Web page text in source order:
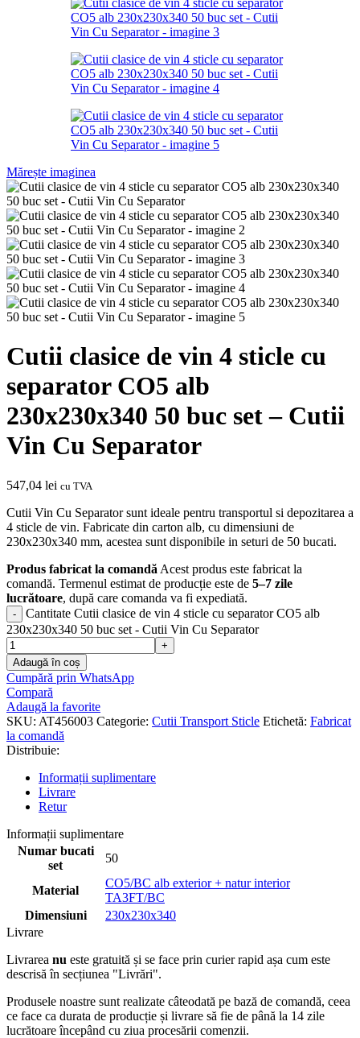
Mărește imaginea
Cutii clasice de vin 4 sticle cu
separator CO5 alb
230x230x340 50 buc set – Cutii
Vin Cu Separator
547,04 lei cu TVA
Cutii Vin Cu Separator sunt ideale pentru transportul si depozitarea a
4 sticle de vin. Fabricate din carton alb, cu dimensiuni de
230x230x340 mm, acestea sunt disponibile in seturi de 50 bucati.
Produs fabricat la comandă Acest produs este fabricat la
comandă. Termenul estimat de producție este de 5–7 zile
lucrătoare, după care comanda va fi expediată.
Cantitate Cutii clasice de vin 4 sticle cu separator CO5 alb
230x230x340 50 buc set - Cutii Vin Cu Separator
Adaugă în coș
Cumpără prin WhatsApp
Compară
Adaugă la favorite
SKU: AT456003 Categorie: Cutii Transport Sticle Etichetă: Fabricat
la comandă
Distribuie:
Informații suplimentare
Livrare
Retur
Informații suplimentare
Numar bucati
set
50
Material
CO5/BC alb exterior + natur interior
TA3FT/BC
Dimensiuni
230x230x340
Livrare
Livrarea nu este gratuită și se face prin curier rapid așa cum este
descrisă în secțiunea "Livrări".
Produsele noastre sunt realizate câteodată pe bază de comandă, ceea
ce face ca durata de producție și livrare să fie de până la 14 zile
lucrătoare începând cu ziua procesării comenzii.